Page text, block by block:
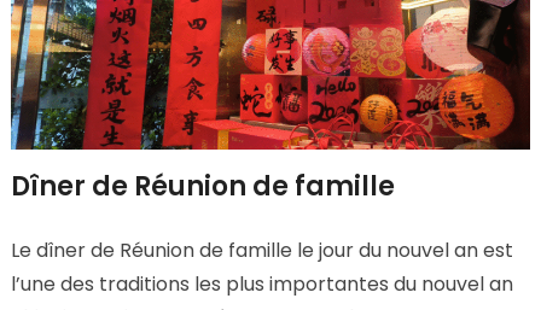
Dîner de Réunion de famille
Le dîner de Réunion de famille le jour du nouvel an est
l’une des traditions les plus importantes du nouvel an